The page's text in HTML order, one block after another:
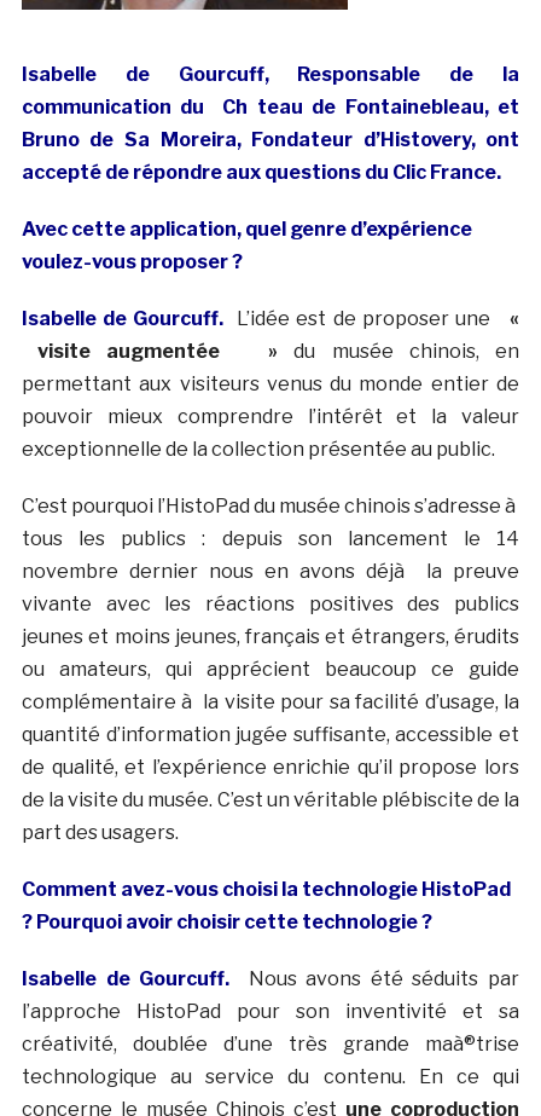
Isabelle de Gourcuff, Responsable de la
communication du Ch teau de Fontainebleau, et
Bruno de Sa Moreira, Fondateur d’Histovery, ont
accepté de répondre aux questions du Clic France.
Avec cette application, quel genre d’expérience
voulez-vous proposer ?
Isabelle de Gourcuff. L’idée est de proposer une
«
visite augmentée » du musée chinois, en
permettant aux visiteurs venus du monde entier de
pouvoir mieux comprendre l’intérêt et la valeur
exceptionnelle de la collection présentée au public.
C’est pourquoi l’HistoPad du musée chinois s’adresse à
tous les publics : depuis son lancement le 14
novembre dernier nous en avons déjà la preuve
vivante avec les réactions positives des publics
jeunes et moins jeunes, français et étrangers, érudits
ou amateurs, qui apprécient beaucoup ce guide
complémentaire à la visite pour sa facilité d’usage, la
quantité d’information jugée suffisante, accessible et
de qualité, et l’expérience enrichie qu’il propose lors
de la visite du musée. C’est un véritable plébiscite de la
part des usagers.
Comment avez-vous choisi la technologie HistoPad
? Pourquoi avoir choisir cette technologie ?
Isabelle de Gourcuff. Nous avons été séduits par
l’approche HistoPad pour son inventivité et sa
créativité, doublée d’une très grande maà®trise
technologique au service du contenu. En ce qui
concerne le musée Chinois c’est une coproduction